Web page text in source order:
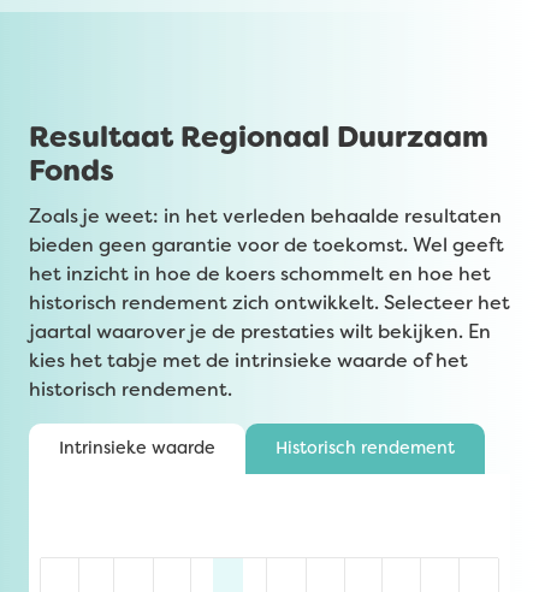
Resultaat Regionaal Duurzaam
Fonds
Zoals je weet: in het verleden behaalde resultaten
bieden geen garantie voor de toekomst. Wel geeft
het inzicht in hoe de koers schommelt en hoe het
historisch rendement zich ontwikkelt. Selecteer het
jaartal waarover je de prestaties wilt bekijken. En
kies het tabje met de intrinsieke waarde of het
historisch rendement.
Intrinsieke waarde
Historisch rendement